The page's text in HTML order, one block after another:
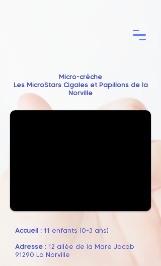
Micro-crèche
Les MicroStars Cigales et Papillons de la
Norville
Accueil : 11 enfants (0-3 ans)
Adresse : 12 allée de la Mare Jacob
91290 La Norville